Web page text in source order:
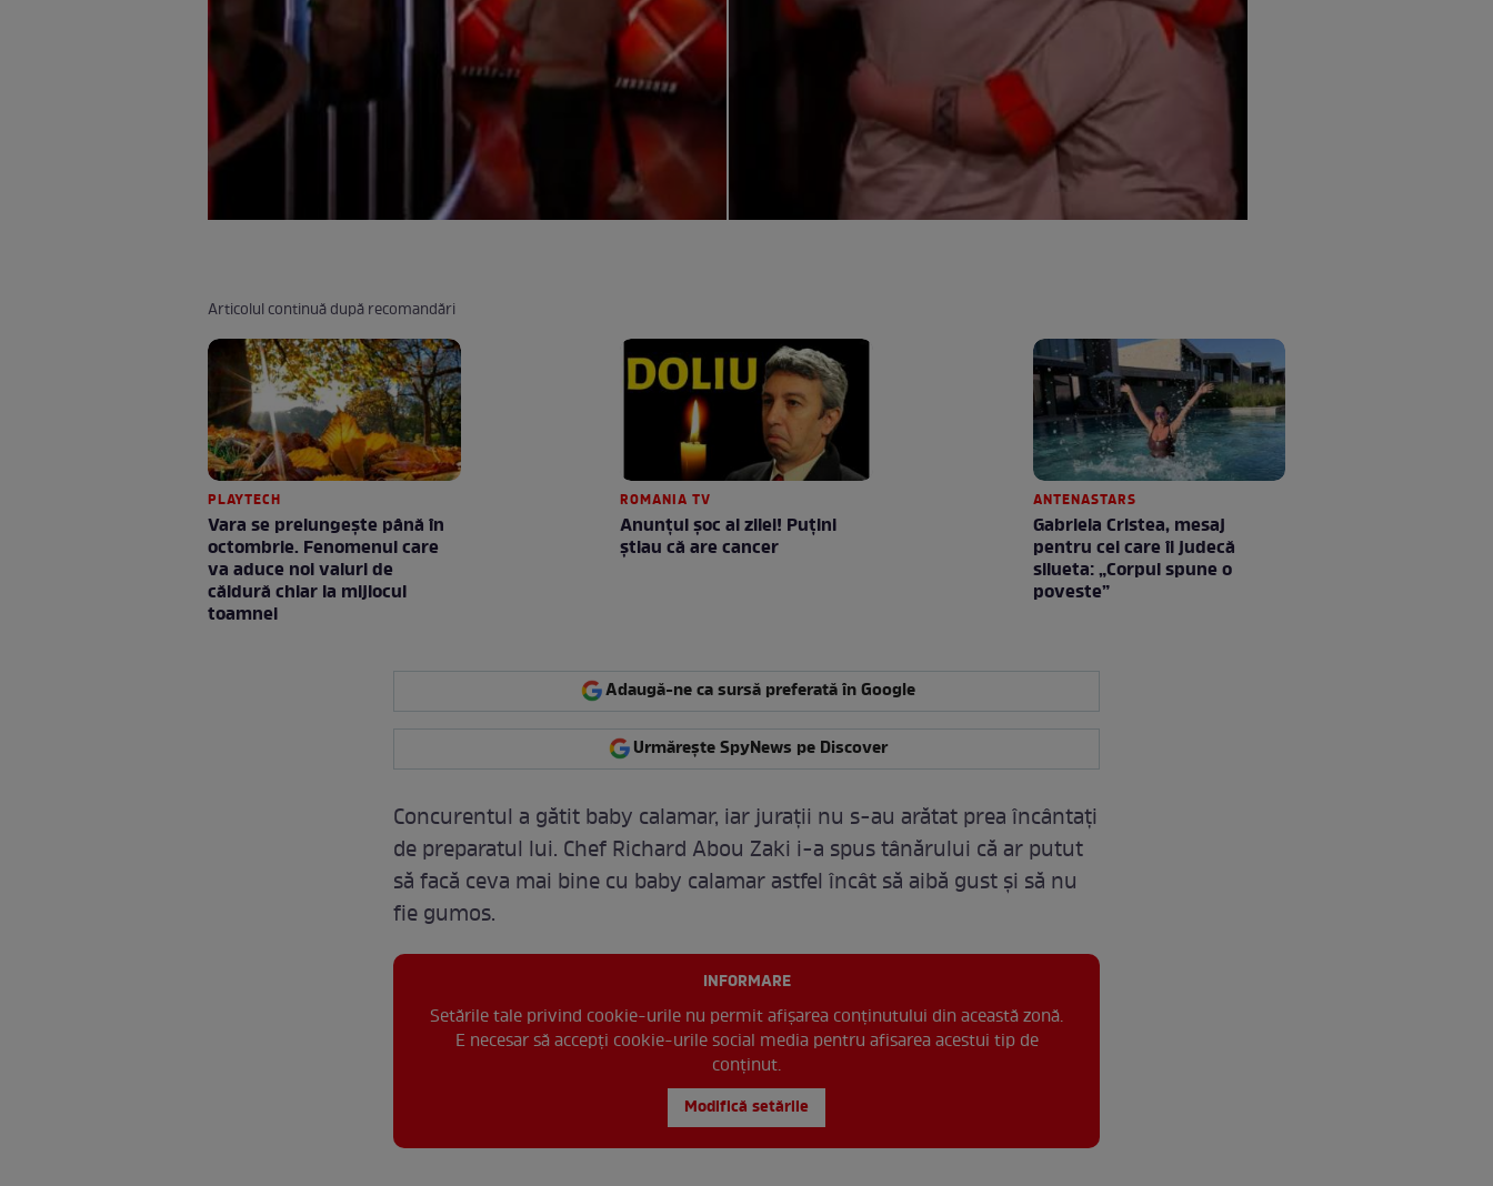
Articolul continuă după recomandări
PLAYTECH
Vara se prelungeşte până în
octombrie. Fenomenul care
va aduce noi valuri de
căldură chiar la mijlocul
toamnei
ROMANIA TV
Anunţul şoc al zilei! Puţini
ştiau că are cancer
ANTENASTARS
Gabriela Cristea, mesaj
pentru cei care îi judecă
silueta: „Corpul spune o
poveste”
Adaugă-ne ca sursă preferată în Google
Urmărește SpyNews pe Discover
Concurentul a gătit baby calamar, iar jurații nu s-au arătat prea încântați
de preparatul lui. Chef Richard Abou Zaki i-a spus tânărului că ar putut
să facă ceva mai bine cu baby calamar astfel încât să aibă gust și să nu
fie gumos.
INFORMARE
Setările tale privind cookie-urile nu permit afișarea conținutului din această zonă.
E necesar să accepți cookie-urile social media pentru afisarea acestui tip de
conținut.
Modifică setările